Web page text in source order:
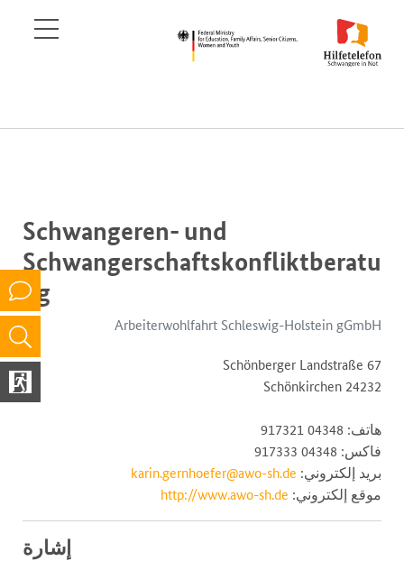
Schwangeren- und
Schwangerschaftskonfliktberatu
ng
Arbeiterwohlfahrt Schleswig-Holstein gGmbH
Schönberger Landstraße 67
24232 Schönkirchen
هاتف: 04348 917321
فاكس: 04348 917333
بريد إلكتروني: karin.gernhoefer@awo-sh.de
موقع إلكتروني: http://www.awo-sh.de
إشارة